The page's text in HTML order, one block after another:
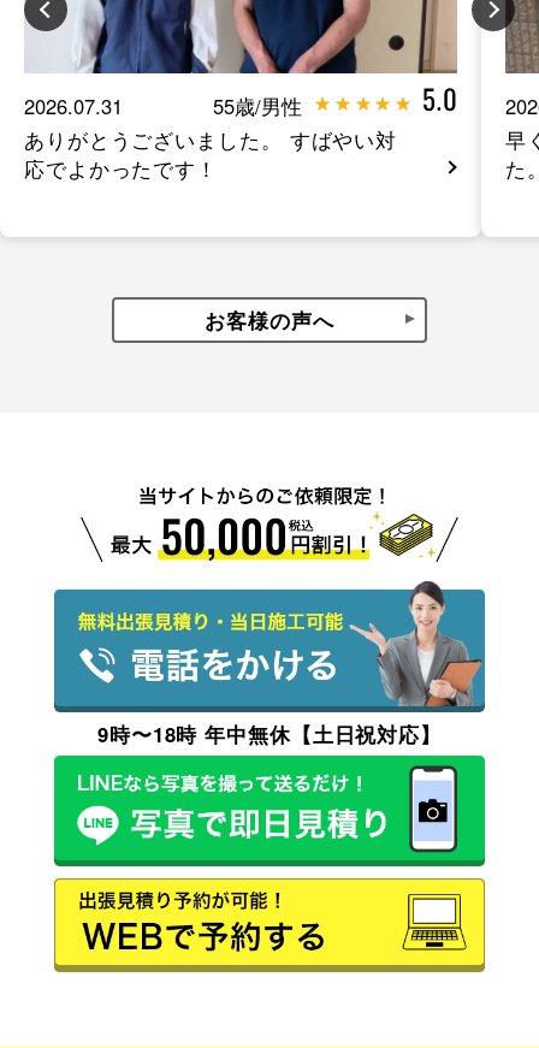
2026.07.31 55歳/男性 5.0
ありがとうございました。 すばやい対
応でよかったです！
早
た
お客様の声へ
9時〜18時 年中無休【土日祝対応】